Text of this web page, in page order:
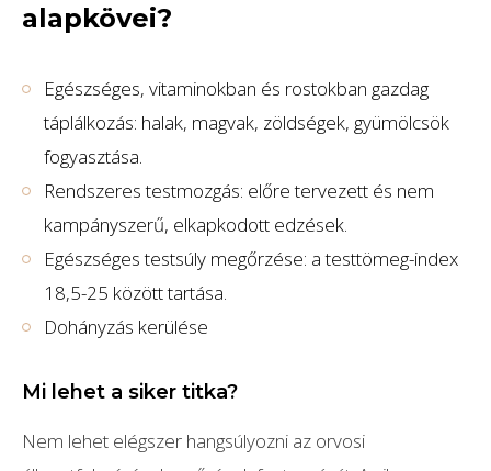
alapkövei?
Egészséges, vitaminokban és rostokban gazdag
táplálkozás: halak, magvak, zöldségek, gyümölcsök
fogyasztása.
Rendszeres testmozgás: előre tervezett és nem
kampányszerű, elkapkodott edzések.
Egészséges testsúly megőrzése: a testtömeg-index
18,5-25 között tartása.
Dohányzás kerülése
Mi lehet a siker titka?
Nem lehet elégszer hangsúlyozni az orvosi